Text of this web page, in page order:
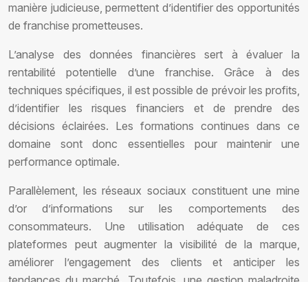
manière judicieuse, permettent d’identifier des opportunités
de franchise prometteuses.
L’analyse des données financières sert à évaluer la
rentabilité potentielle d’une franchise. Grâce à des
techniques spécifiques, il est possible de prévoir les profits,
d’identifier les risques financiers et de prendre des
décisions éclairées. Les formations continues dans ce
domaine sont donc essentielles pour maintenir une
performance optimale.
Parallèlement, les réseaux sociaux constituent une mine
d’or d’informations sur les comportements des
consommateurs. Une utilisation adéquate de ces
plateformes peut augmenter la visibilité de la marque,
améliorer l’engagement des clients et anticiper les